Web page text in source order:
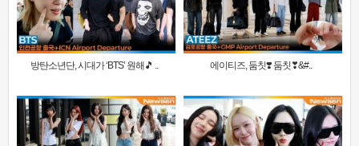
방탄소년단, 시대가 ‘BTS’ 원해🎵 .. 에이티즈, 둠칫❣️ 둠칫❣&#..